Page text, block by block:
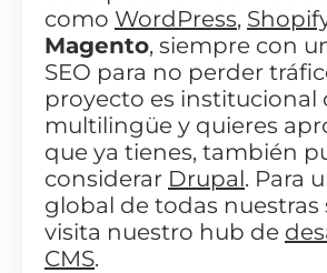
como WordPress,
Magento, siempre con
SEO para no perder
proyecto es institucional
multilingüe y quieres
que ya tienes, también
considerar Drupal. Para
global de todas nuestras
visita nuestro hub de
CMS.